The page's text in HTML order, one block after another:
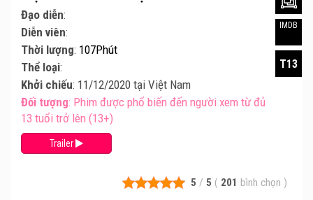
5 / 5 ( 201 bình chọn )
Đạo diễn:
Diễn viên:
Thời lượng: 107Phút
Thể loại:
Khởi chiếu: 11/12/2020 tại Việt Nam
Đối tượng: Phim được phổ biến đến người xem từ đủ
13 tuổi trở lên (13+)
Trailer
IMDB
T13